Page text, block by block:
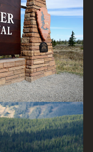
Park